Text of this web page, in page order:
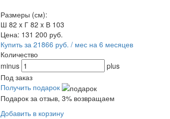
Размеры (см):
Ш 82 x Г 82 x В 103
Цена: 131 200 руб.
Купить за 21866 руб. / мес на 6 месяцев
Количество
minus
plus
Под заказ
Получить подарок
Подарок за отзыв, 3% возвращаем
Добавить в корзину